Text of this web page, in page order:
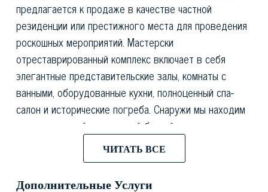
предлагается к продаже в качестве частной
резиденции или престижного места для проведения
роскошных мероприятий. Мастерски
отреставрированный комплекс включает в себя
элегантные представительские залы, комнаты с
ванными, оборудованные кухни, полноценный спа-
салон и исторические погреба. Снаружи мы находим
очаровательный панорамный бассейн и
многофункциональную спортивную площадку.
Итальянский сад выходит на долину редкой красоты,
ЧИТАТЬ ВСЕ
Дополнительные Услуги